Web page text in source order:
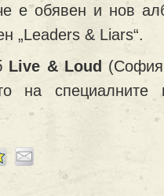
е обявен и нов
„Leaders & Liars“.
Live & Loud
на